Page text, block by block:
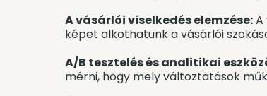
A vásárlói viselkedés elemzése:A
képet alkothatunk a vásárlói
A/B tesztelés és analitikai
mérni, hogy mely változtatások